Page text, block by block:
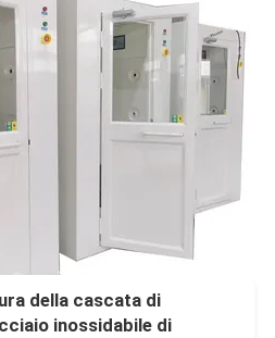
della cascata di
inossidabile di